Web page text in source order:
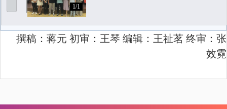
1/1
撰稿：蒋元 初审 ：王琴 编辑：王祉茗 终审：张
效霓